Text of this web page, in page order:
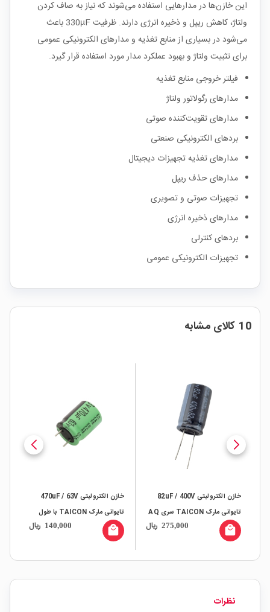
این خازن‌ها در مدارهایی استفاده می‌شوند که نیاز به صاف کردن
ولتاژ، کاهش ریپل و ذخیره انرژی دارند. ظرفیت 330µF باعث
می‌شود در بسیاری از منابع تغذیه و مدارهای الکترونیکی عمومی
برای تثبیت ولتاژ و بهبود عملکرد مدار مورد استفاده قرار گیرد.
فیلتر خروجی منابع تغذیه
مدارهای رگولاتور ولتاژ
مدارهای تقویت‌کننده صوتی
بردهای الکترونیکی صنعتی
مدارهای تغذیه تجهیزات دیجیتال
مدارهای حذف ریپل
تجهیزات صوتی و تصویری
مدارهای ذخیره انرژی
بردهای کنترلی
تجهیزات الکترونیکی عمومی
10 کالای مشابه
خازن الکترولیتی 82uF / 400V
تایوانی مارک TAICON سری AQ
275,000 ریال local_mall
خازن الکترولیتی 470uF / 63V
تایوانی مارک TAICON با طول
عمر بالا
140,000 ریال local_mall
نظرات